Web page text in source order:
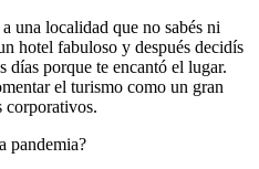
una localidad que no sabés ni
hotel fabuloso y después decidís
porque te encantó el lugar.
el turismo como un gran
corporativos.
pandemia?